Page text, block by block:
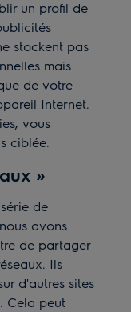
un profil de
stockent pas
mais
de votre
Internet.
vous
ciblée.
»
de
avons
de partager
Ils
d'autres sites
Cela peut